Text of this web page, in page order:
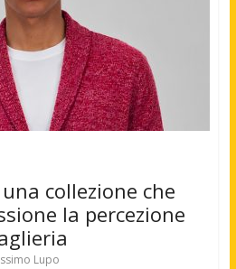
collezione che
la percezione
Lupo